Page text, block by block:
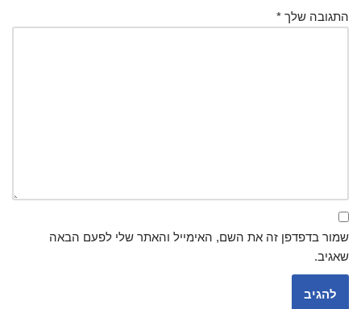
התגובה שלך *
שמור בדפדפן זה את השם, האימייל והאתר שלי לפעם הבאה
שאגיב.